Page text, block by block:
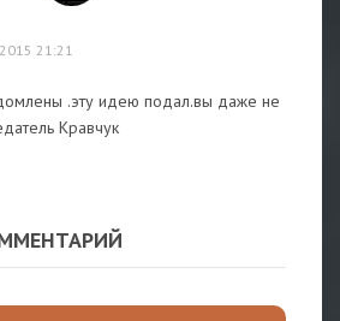
21:21
.эту идею подал.вы даже не
Кравчук